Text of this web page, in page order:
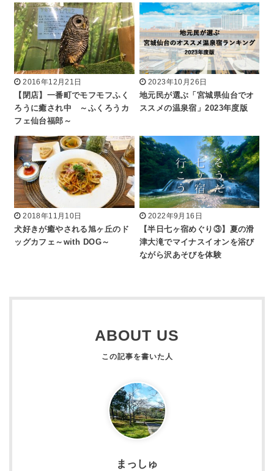
2016年12月21日
【閉店】一番町でモフモフふく
ろうに癒され中 ～ふくろうカ
フェ仙台福郎～
2023年10月26日
地元民が選ぶ「宮城県仙台でオ
ススメの温泉宿」2023年度版
2018年11月10日
犬好きが癒やされる旭ヶ丘のド
ッグカフェ～with DOG～
2022年9月16日
【半日七ヶ宿めぐり③】夏の滑
津大滝でマイナスイオンを浴び
ながら沢あそびを体験
ABOUT US
まっしゅ